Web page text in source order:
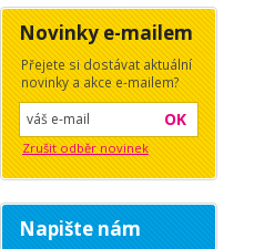
Novinky e-mailem
Přejete si dostávat aktuální
novinky a akce e-mailem?
OK
Zrušit odběr novinek
Napište nám